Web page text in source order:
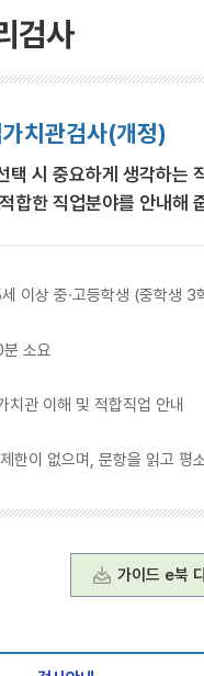
검사
치관검사(개정)
택 시 중요하게 생각하는
합한 직업분야를 안내해
이상 중·고등학생 (중학생 3
소요
치관 이해 및 적합직업 안내
한이 없으며, 문항을 읽고 평
가이드 e북